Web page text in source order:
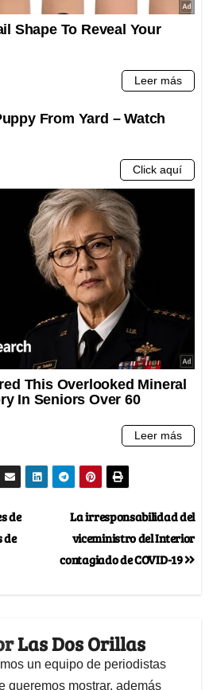
La irresponsabilidad del
viceministro del Interior
contagiado de COVID-19
de
de
Las Dos Orillas
un equipo de periodistas
queremos mostrar, además